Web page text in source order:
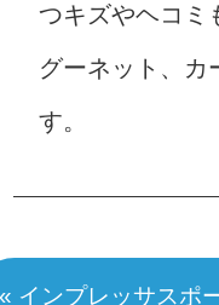
つキズやヘコミ
グーネット、カ
す。
« インプレッサスポ